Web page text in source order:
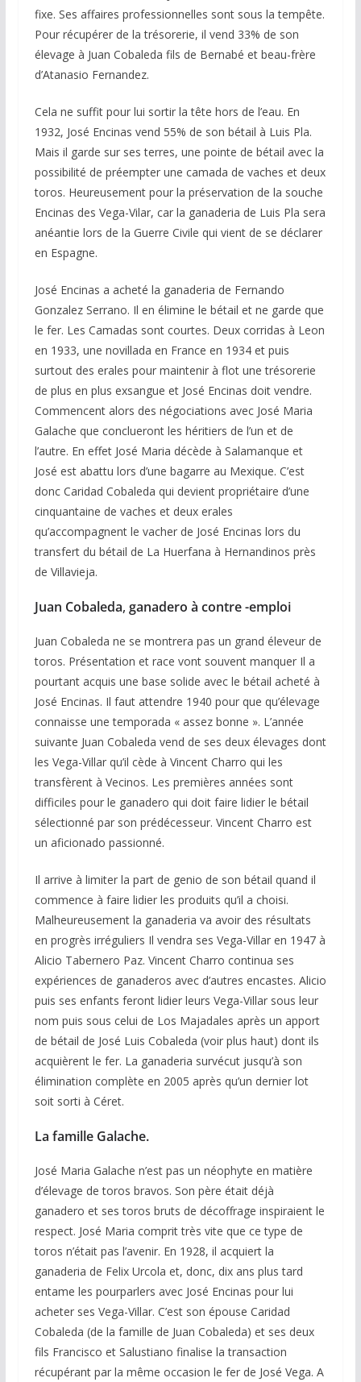
fixe. Ses affaires professionnelles sont sous la tempête.
Pour récupérer de la trésorerie, il vend 33% de son
élevage à Juan Cobaleda fils de Bernabé et beau-frère
d’Atanasio Fernandez.
Cela ne suffit pour lui sortir la tête hors de l’eau. En
1932, José Encinas vend 55% de son bétail à Luis Pla.
Mais il garde sur ses terres, une pointe de bétail avec la
possibilité de préempter une camada de vaches et deux
toros. Heureusement pour la préservation de la souche
Encinas des Vega-Vilar, car la ganaderia de Luis Pla sera
anéantie lors de la Guerre Civile qui vient de se déclarer
en Espagne.
José Encinas a acheté la ganaderia de Fernando
Gonzalez Serrano. Il en élimine le bétail et ne garde que
le fer. Les Camadas sont courtes. Deux corridas à Leon
en 1933, une novillada en France en 1934 et puis
surtout des erales pour maintenir à flot une trésorerie
de plus en plus exsangue et José Encinas doit vendre.
Commencent alors des négociations avec José Maria
Galache que conclueront les héritiers de l’un et de
l’autre. En effet José Maria décède à Salamanque et
José est abattu lors d’une bagarre au Mexique. C’est
donc Caridad Cobaleda qui devient propriétaire d’une
cinquantaine de vaches et deux erales
qu’accompagnent le vacher de José Encinas lors du
transfert du bétail de La Huerfana à Hernandinos près
de Villavieja.
Juan Cobaleda, ganadero à contre -emploi
Juan Cobaleda ne se montrera pas un grand éleveur de
toros. Présentation et race vont souvent manquer Il a
pourtant acquis une base solide avec le bétail acheté à
José Encinas. Il faut attendre 1940 pour que qu’élevage
connaisse une temporada « assez bonne ». L’année
suivante Juan Cobaleda vend de ses deux élevages dont
les Vega-Villar qu’il cède à Vincent Charro qui les
transfèrent à Vecinos. Les premières années sont
difficiles pour le ganadero qui doit faire lidier le bétail
sélectionné par son prédécesseur. Vincent Charro est
un aficionado passionné.
Il arrive à limiter la part de genio de son bétail quand il
commence à faire lidier les produits qu’il a choisi.
Malheureusement la ganaderia va avoir des résultats
en progrès irréguliers Il vendra ses Vega-Villar en 1947 à
Alicio Tabernero Paz. Vincent Charro continua ses
expériences de ganaderos avec d’autres encastes. Alicio
puis ses enfants feront lidier leurs Vega-Villar sous leur
nom puis sous celui de Los Majadales après un apport
de bétail de José Luis Cobaleda (voir plus haut) dont ils
acquièrent le fer. La ganaderia survécut jusqu’à son
élimination complète en 2005 après qu’un dernier lot
soit sorti à Céret.
La famille Galache.
José Maria Galache n’est pas un néophyte en matière
d’élevage de toros bravos. Son père était déjà
ganadero et ses toros bruts de décoffrage inspiraient le
respect. José Maria comprit très vite que ce type de
toros n’était pas l’avenir. En 1928, il acquiert la
ganaderia de Felix Urcola et, donc, dix ans plus tard
entame les pourparlers avec José Encinas pour lui
acheter ses Vega-Villar. C’est son épouse Caridad
Cobaleda (de la famille de Juan Cobaleda) et ses deux
fils Francisco et Salustiano finalise la transaction
récupérant par la même occasion le fer de José Vega. A